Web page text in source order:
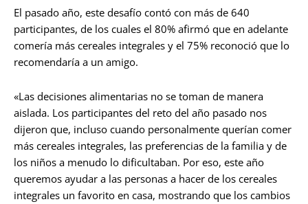
El pasado año, este desafío contó con más de 640
participantes, de los cuales el 80% afirmó que en adelante
comería más cereales integrales y el 75% reconoció que lo
recomendaría a un amigo.
«Las decisiones alimentarias no se toman de manera
aislada. Los participantes del reto del año pasado nos
dijeron que, incluso cuando personalmente querían comer
más cereales integrales, las preferencias de la familia y de
los niños a menudo lo dificultaban. Por eso, este año
queremos ayudar a las personas a hacer de los cereales
integrales un favorito en casa, mostrando que los cambios